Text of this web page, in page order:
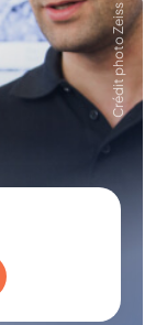
Crédit photo Zeiss